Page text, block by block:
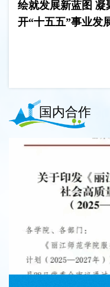
绘就发展新蓝图
开“十五五”事业发
国内合作